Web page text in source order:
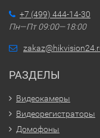
+7 (499) 444-14-30
Пн—Пт 09:00—18:00
РАЗДЕЛЫ
Видеокамеры
Видеорегистраторы
Домофоны